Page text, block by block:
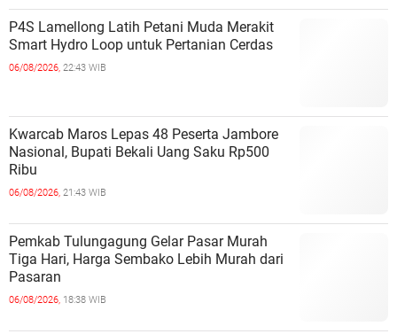
P4S Lamellong Latih Petani Muda Merakit
Smart Hydro Loop untuk Pertanian Cerdas
06/08/2026, 22:43 WIB
Kwarcab Maros Lepas 48 Peserta Jambore
Nasional, Bupati Bekali Uang Saku Rp500
Ribu
06/08/2026, 21:43 WIB
Pemkab Tulungagung Gelar Pasar Murah
Tiga Hari, Harga Sembako Lebih Murah dari
Pasaran
06/08/2026, 18:38 WIB